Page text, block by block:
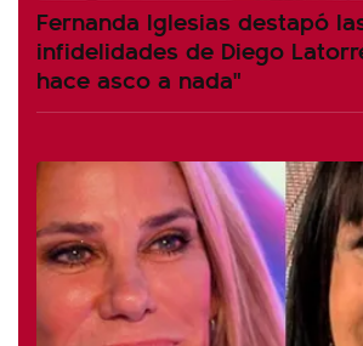
Fernanda Iglesias destapó
infidelidades de Diego
hace asco a nada"